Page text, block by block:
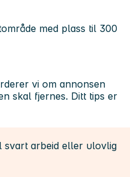
med plass til 300
vi om annonsen
skal fjernes. Ditt tips er
svart arbeid eller ulovlig